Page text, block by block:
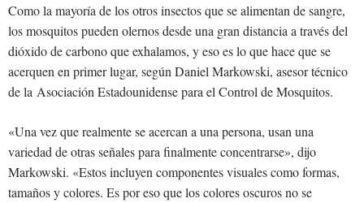
Como la mayoría de los otros insectos que se alimentan de sangre,
los mosquitos pueden olernos desde una gran distancia a través del
dióxido de carbono que exhalamos, y eso es lo que hace que se
acerquen en primer lugar, según Daniel Markowski, asesor técnico
de la Asociación Estadounidense para el Control de Mosquitos.
«Una vez que realmente se acercan a una persona, usan una
variedad de otras señales para finalmente concentrarse», dijo
Markowski. «Estos incluyen componentes visuales como formas,
tamaños y colores. Es por eso que los colores oscuros no se